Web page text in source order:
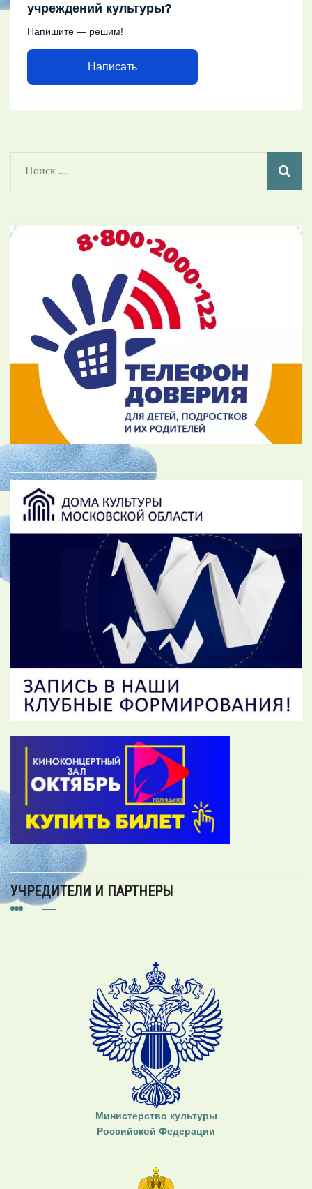
учреждений культуры?
Напишите — решим!
Написать
УЧРЕДИТЕЛИ И ПАРТНЕРЫ
Министерство культуры
Российской Федерации